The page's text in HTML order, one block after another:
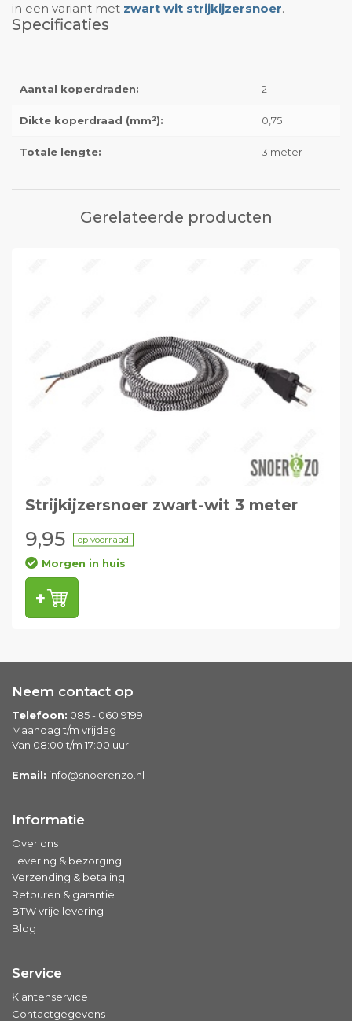
in een variant met zwart wit strijkijzersnoer.
Specificaties
Aantal koperdraden: 2
Dikte koperdraad (mm²): 0,75
Totale lengte: 3 meter
Gerelateerde producten
Strijkijzersnoer zwart-wit 3 meter
9,95 op voorraad
Morgen in huis
Neem contact op
Telefoon: 085 - 060 9199
Maandag t/m vrijdag
Van 08:00 t/m 17:00 uur
Email: info@snoerenzo.nl
Informatie
Over ons
Levering & bezorging
Verzending & betaling
Retouren & garantie
BTW vrije levering
Blog
Service
Klantenservice
Contactgegevens